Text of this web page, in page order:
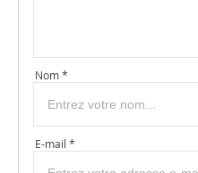
Nom *
E-mail *